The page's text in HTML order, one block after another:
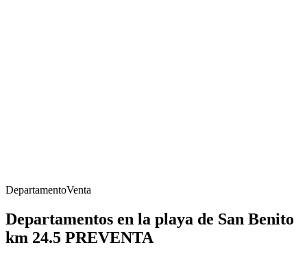
DepartamentoVenta
Departamentos en la playa de San Benito
km 24.5 PREVENTA